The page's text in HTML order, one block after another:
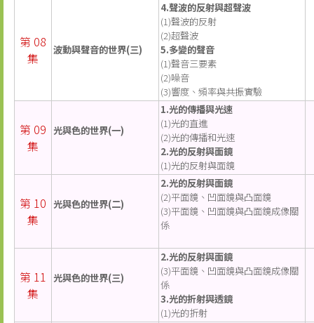
第 08
集
波動與聲音的世界(三)
4.聲波的反射與超聲波
(1)聲波的反射
(2)超聲波
5.多變的聲音
(1)聲音三要素
(2)噪音
(3)響度、頻率與共振實驗
第 09
集
光與色的世界(一)
1.光的傳播與光速
(1)光的直進
(2)光的傳播和光速
2.光的反射與面鏡
(1)光的反射與面鏡
第 10
集
光與色的世界(二)
2.光的反射與面鏡
(2)平面鏡、凹面鏡與凸面鏡
(3)平面鏡、凹面鏡與凸面鏡成像關
係
第 11
集
光與色的世界(三)
2.光的反射與面鏡
(3)平面鏡、凹面鏡與凸面鏡成像關
係
3.光的折射與透鏡
(1)光的折射